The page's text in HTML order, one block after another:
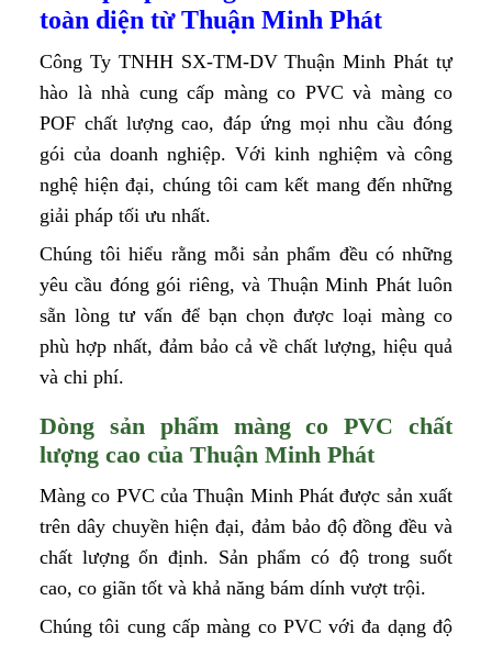
toàn diện từ Thuận Minh Phát
Công Ty TNHH SX-TM-DV Thuận Minh Phát tự
hào là nhà cung cấp màng co PVC và màng co
POF chất lượng cao, đáp ứng mọi nhu cầu đóng
gói của doanh nghiệp. Với kinh nghiệm và công
nghệ hiện đại, chúng tôi cam kết mang đến những
giải pháp tối ưu nhất.
Chúng tôi hiểu rằng mỗi sản phẩm đều có những
yêu cầu đóng gói riêng, và Thuận Minh Phát luôn
sẵn lòng tư vấn để bạn chọn được loại màng co
phù hợp nhất, đảm bảo cả về chất lượng, hiệu quả
và chi phí.
Dòng sản phẩm màng co PVC chất
lượng cao của Thuận Minh Phát
Màng co PVC của Thuận Minh Phát được sản xuất
trên dây chuyền hiện đại, đảm bảo độ đồng đều và
chất lượng ổn định. Sản phẩm có độ trong suốt
cao, co giãn tốt và khả năng bám dính vượt trội.
Chúng tôi cung cấp màng co PVC với đa dạng độ